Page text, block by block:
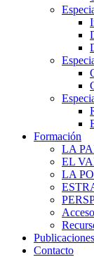
Formación
LA
EL
LA
Publicaciones
Contacto